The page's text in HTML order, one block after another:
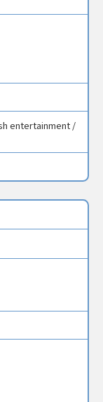
entertainment /